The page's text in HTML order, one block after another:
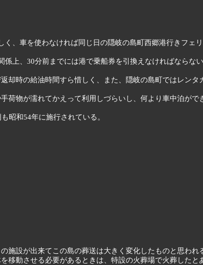
、車を使わなければ同じ日の隠岐の島町西郷港行きフェリ
上、30分前までには港で乗船券を引換えなければならな
却時の給油時間すら惜しく、また、隠岐の島町ではレンタ
物が濡れてかえって利用しづらいし、何より車中泊がで
昭和54年に施行されている。
施設が出来てこの島の葬送は大きく変化したものと思われ
動させる必要があるときは、特設の火葬場で火葬したと